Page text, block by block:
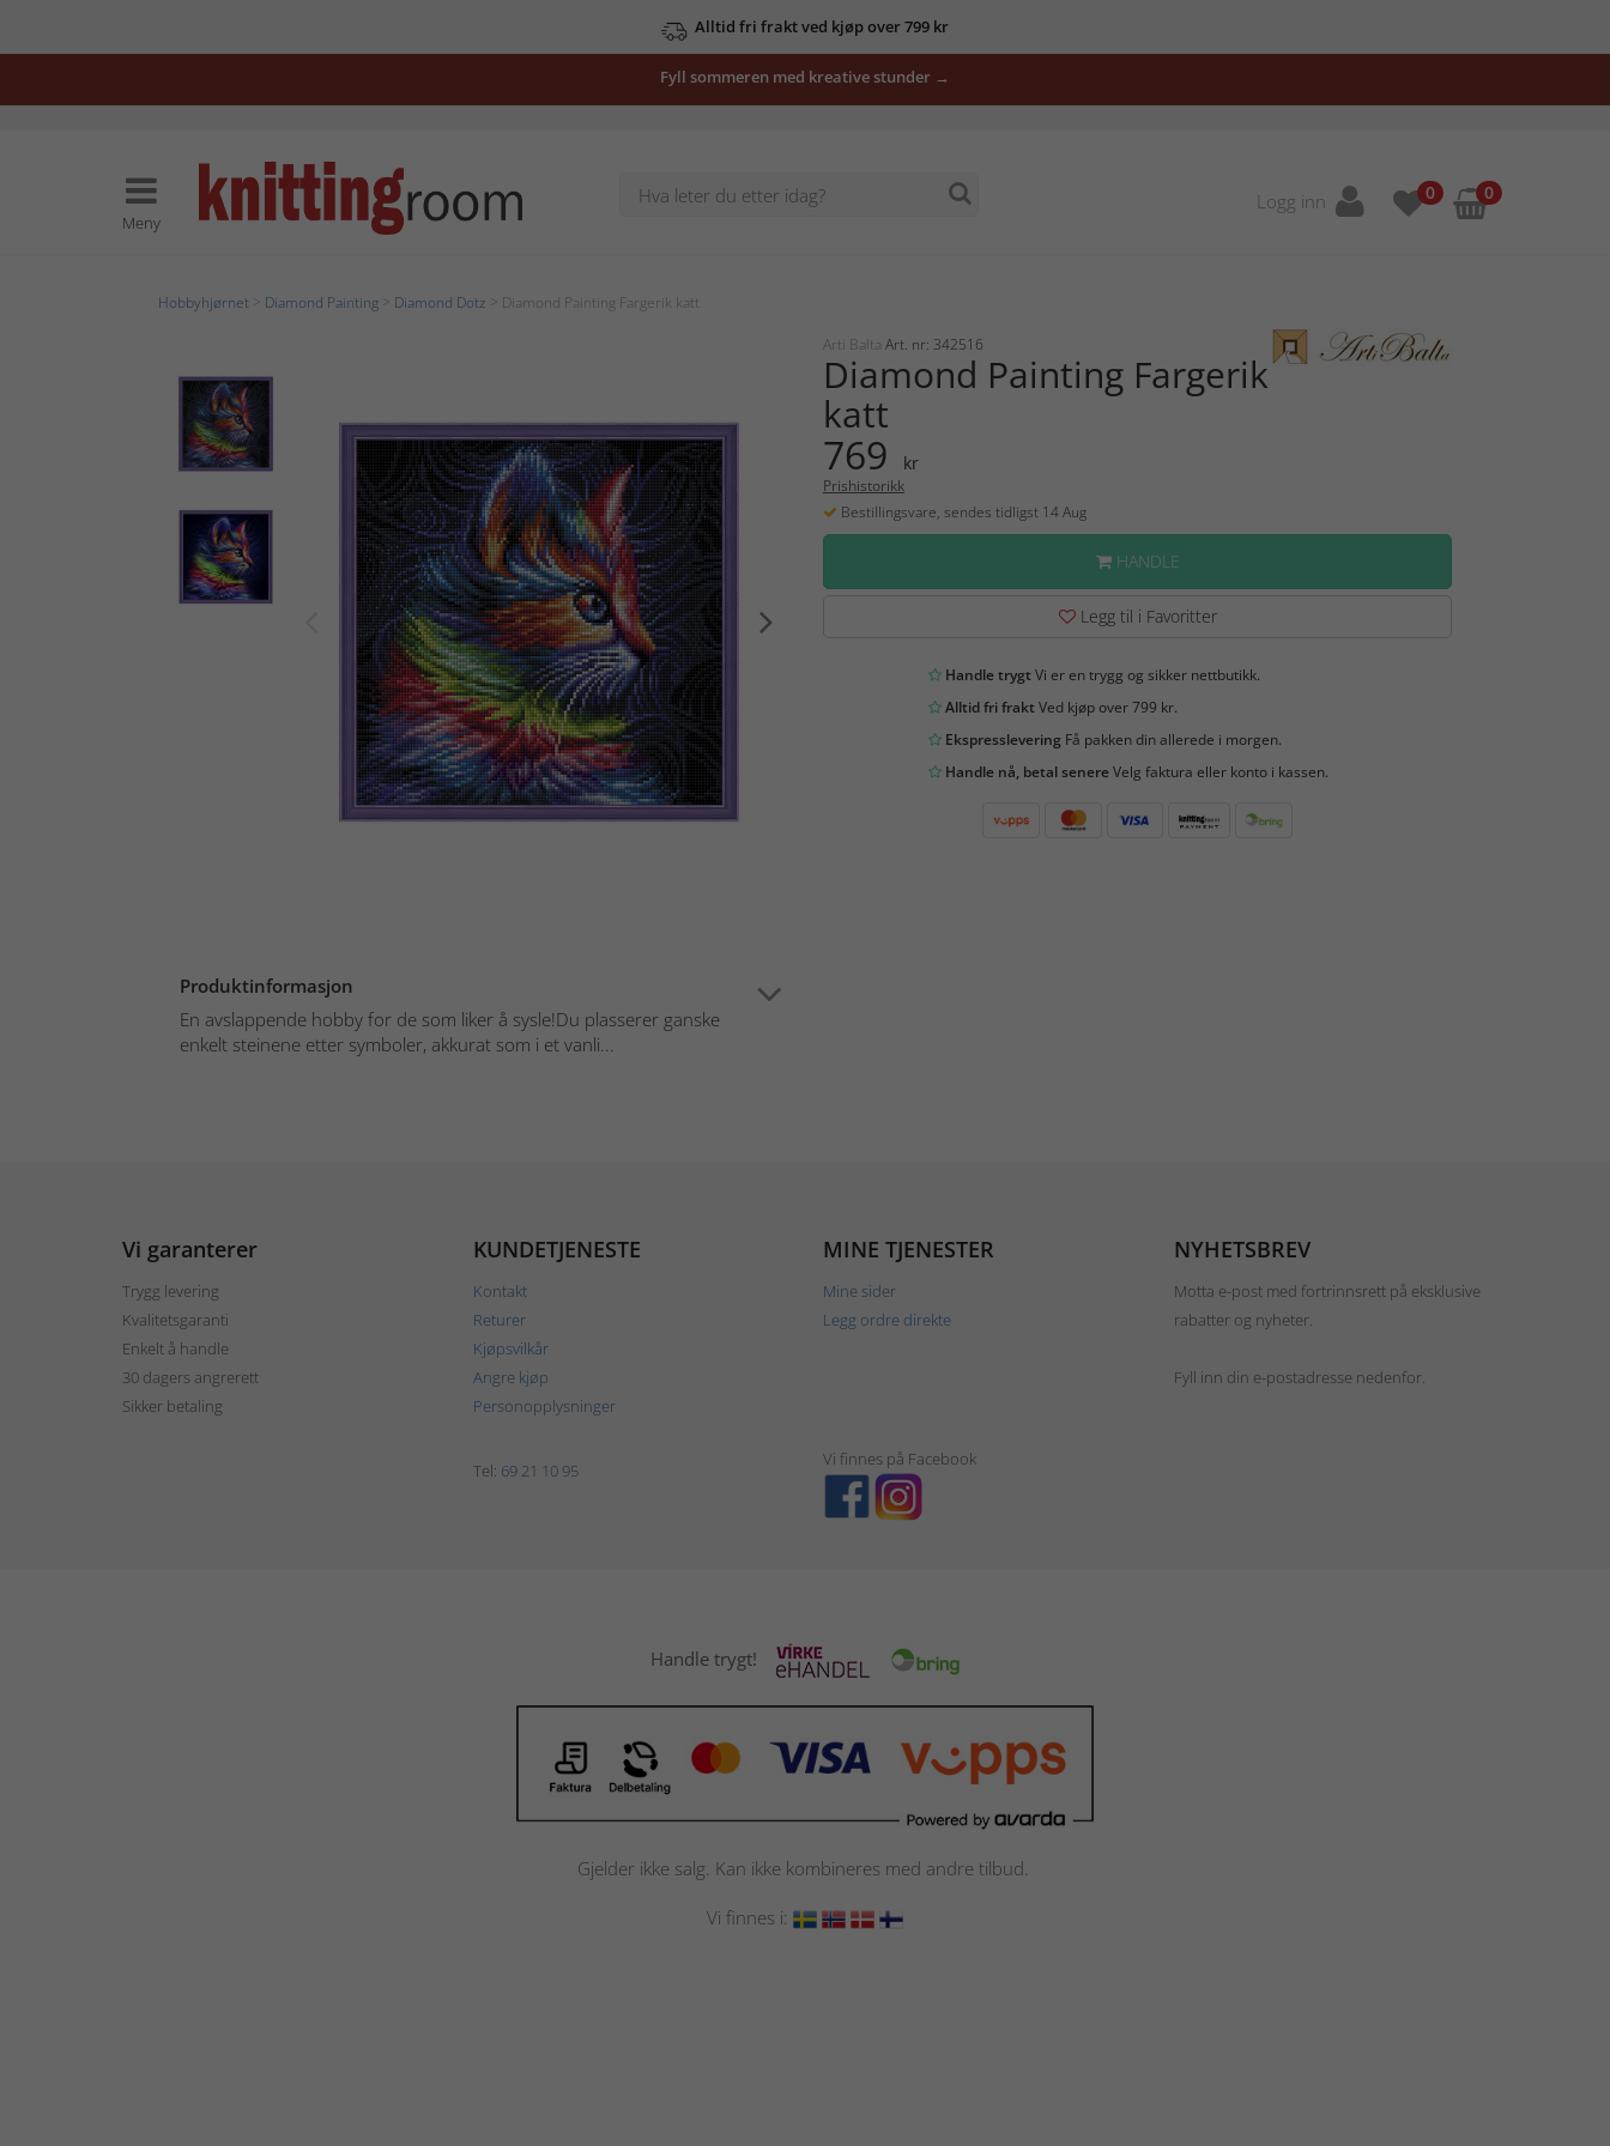
Alltid fri frakt ved kjøp over 799 kr
Fyll sommeren med kreative stunder →
Meny
Logg inn 0 0
Hobbyhjørnet Diamond Painting Diamond Dotz > Diamond Painting Fargerik katt
Produktinformasjon
En avslappende hobby for de som liker å sysle!Du plasserer ganske
enkelt steinene etter symboler, akkurat som i et vanli...
Arti Balta Art. nr: 342516
Diamond Painting Fargerik
katt
769 kr
Prishistorikk
Bestillingsvare, sendes tidligst 14 Aug
HANDLE
Legg til i Favoritter
Handle trygtVi er en trygg og sikker nettbutikk.
Alltid fri fraktVed kjøp over 799 kr.
EkspressleveringFå pakken din allerede i morgen.
Handle nå, betal senereVelg faktura eller konto i kassen.
Vi garanterer
Trygg levering
Kvalitetsgaranti
Enkelt å handle
30 dagers angrerett
Sikker betaling
KUNDETJENESTE
Kontakt
Returer
Kjøpsvilkår
Angre kjøp
Personopplysninger
MINE TJENESTER
Mine sider
Legg ordre direkte
NYHETSBREV
Motta e-post med fortrinnsrett på eksklusive
rabatter og nyheter.
Fyll inn din e-postadresse nedenfor.
Tel: 69 21 10 95
Vi finnes på Facebook
Handle trygt!
Gjelder ikke salg. Kan ikke kombineres med andre tilbud.
Vi finnes i: